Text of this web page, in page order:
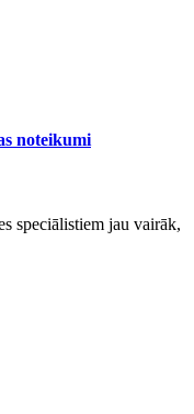
noteikumi
speciālistiem jau vairāk,